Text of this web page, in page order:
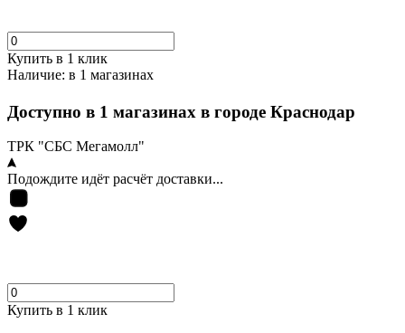
Купить в 1 клик
Наличие: в 1 магазинах
Доступно в 1 магазинах в городе Краснодар
ТРК "СБС Мегамолл"
Подождите идёт расчёт доставки...
Купить в 1 клик